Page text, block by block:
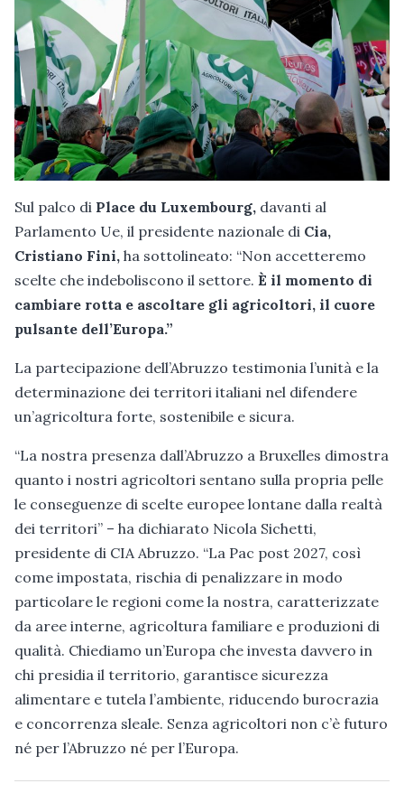
Sul palco di Place du Luxembourg, davanti al
Parlamento Ue, il presidente nazionale di Cia,
Cristiano Fini, ha sottolineato: “Non accetteremo
scelte che indeboliscono il settore. È il momento di
cambiare rotta e ascoltare gli agricoltori, il cuore
pulsante dell’Europa.”
La partecipazione dell’Abruzzo testimonia l’unità e la
determinazione dei territori italiani nel difendere
un’agricoltura forte, sostenibile e sicura.
“La nostra presenza dall’Abruzzo a Bruxelles dimostra
quanto i nostri agricoltori sentano sulla propria pelle
le conseguenze di scelte europee lontane dalla realtà
dei territori” – ha dichiarato Nicola Sichetti,
presidente di CIA Abruzzo. “La Pac post 2027, così
come impostata, rischia di penalizzare in modo
particolare le regioni come la nostra, caratterizzate
da aree interne, agricoltura familiare e produzioni di
qualità. Chiediamo un’Europa che investa davvero in
chi presidia il territorio, garantisce sicurezza
alimentare e tutela l’ambiente, riducendo burocrazia
e concorrenza sleale. Senza agricoltori non c’è futuro
né per l’Abruzzo né per l’Europa.